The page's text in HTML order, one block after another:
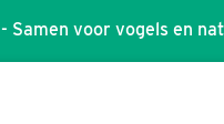
- Samen voor vogels en